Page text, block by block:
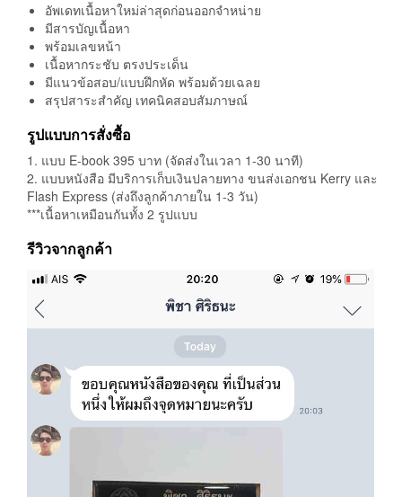
อัพเดทเนื้อหาใหม่ล่าสุดก่อนออกจำหน่าย
มีสารบัญเนื้อหา
พร้อมเลขหน้า
เนื้อหากระชับ ตรงประเด็น
มีแนวข้อสอบ/แบบฝึกหัด พร้อมด้วยเฉลย
สรุปสาระสำคัญ เทคนิคสอบสัมภาษณ์
รูปแบบการสั่งซื้อ
1. แบบ E-book 395 บาท (จัดส่งในเวลา 1-30 นาที)
2. แบบหนังสือ มีบริการเก็บเงินปลายทาง ขนส่งเอกชน Kerry และ
Flash Express (ส่งถึงลูกค้าภายใน 1-3 วัน)
***เนื้อหาเหมือนกันทั้ง 2 รูปแบบ
รีวิวจากลูกค้า